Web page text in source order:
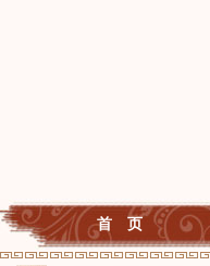
首 页